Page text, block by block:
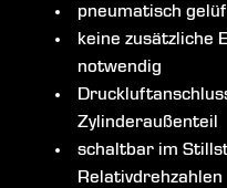
pneumatisch
keine zusätzliche
notwendig
Zylinderaußenteil
schaltbar im
Relativdrehzahlen